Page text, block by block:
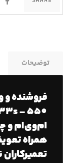
توضیحات
فروشنده و
ام‌وی‌ام و
همراه